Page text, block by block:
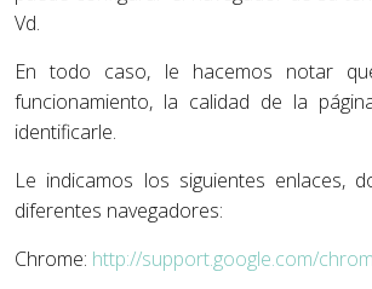
Vd.
En todo caso, le hacemos notar
funcionamiento, la calidad de la
identificarle.
Le indicamos los siguientes enlaces,
diferentes navegadores:
Chrome: http://support.google.com/